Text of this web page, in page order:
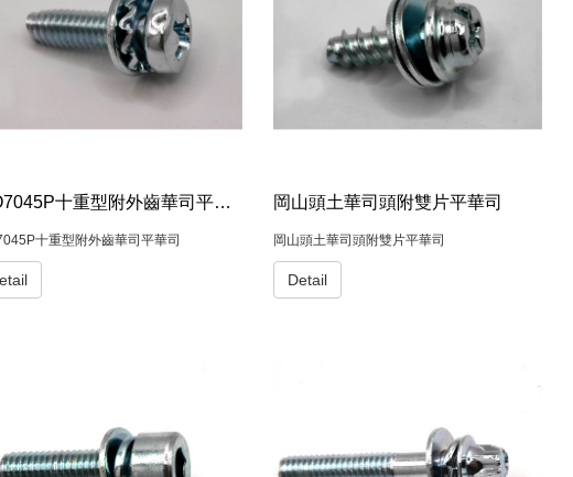
ISO7045P十重型附外齒華司平華司
十重型附外齒華司平華司
岡山頭土華司頭附雙片平華司
岡山頭土華司頭附雙片平華司
Detail